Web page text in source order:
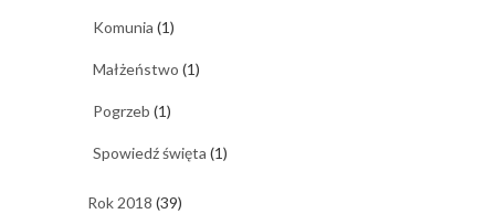
Komunia (1)
Małżeństwo (1)
Pogrzeb (1)
Spowiedź święta (1)
Rok 2018 (39)